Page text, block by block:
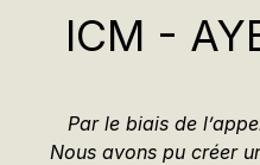
ICM -
Par le biais de
Nous avons pu créer